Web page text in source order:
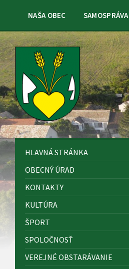
sidebar
sidebar
NAŠA OBEC SAMOSPRÁVA
HLAVNÁ STRÁNKA
OBECNÝ ÚRAD
KONTAKTY
KULTÚRA
ŠPORT
SPOLOČNOSŤ
VEREJNÉ OBSTARÁVANIE